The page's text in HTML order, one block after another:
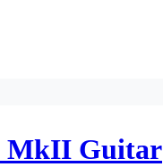
MkII Guitar